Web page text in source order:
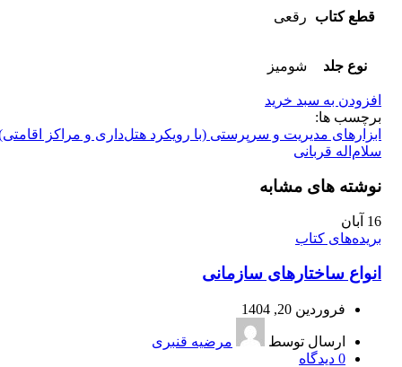
قطع کتاب رقعی
نوع جلد شومیز
افزودن به سبد خرید
برچسب ها:
ابزارهای مدیریت و سرپرستی (با رویکرد هتل‌داری و مراکز
سلام‌اله قربانی
نوشته های مشابه
16 آبان
بریده‌های کتاب
انواع ساختارهای سازمانی
فروردین 20, 1404
ارسال توسط
مرضیه قنبری
0 دیدگاه